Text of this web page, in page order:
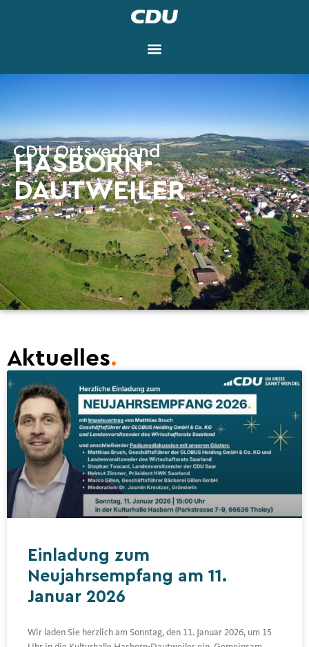
CDU Ortsverband
HASBORN-
DAUTWEILER
Aktuelles.
Einladung zum
Neujahrsempfang am 11.
Januar 2026
Wir laden Sie herzlich am Sonntag, den 11. Januar 2026, um 15